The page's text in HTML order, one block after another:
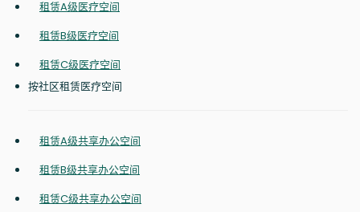
租赁A级医疗空间
租赁B级医疗空间
租赁C级医疗空间
按社区租赁医疗空间
租赁A级共享办公空间
租赁B级共享办公空间
租赁C级共享办公空间